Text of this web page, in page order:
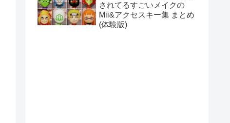
されてるすごいメイクの
Mii&アクセスキー集 まとめ
(体験版)